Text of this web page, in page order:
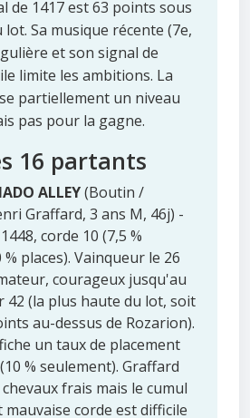
de 1417 est 63 points sous
Sa musique récente (7e,
et son signal de
limite les ambitions. La
partiellement un niveau
pas pour la gagne.
16 partants
ALLEY(Boutin /
Graffard, 3 ans M, 46j) -
corde 10 (7,5 %
places). Vainqueur le 26
courageux jusqu'au
42 (la plus haute du lot, soit
au-dessus de Rozarion).
un taux de placement
% seulement). Graffard
frais mais le cumul
corde est difficile